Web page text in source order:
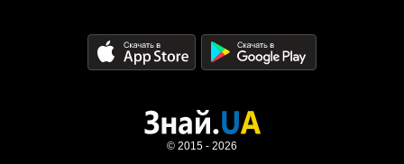
© 2015 - 2026